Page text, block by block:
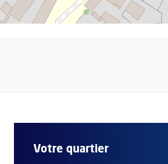
Votre quartier